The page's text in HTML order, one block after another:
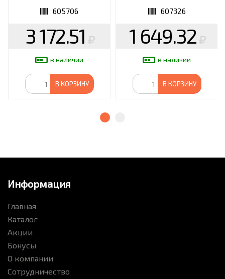
605706
3 172.51
в наличии
В КОРЗИНУ
2265S
607326
1 649.32
в наличии
В КОРЗИНУ
Информация
Главная
Каталог
Акции
Бонусы
О компании
Сотрудничество